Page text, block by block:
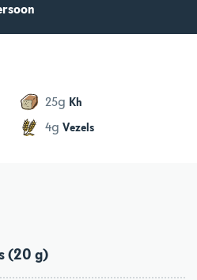
25g Kh
4g Vezels
(20 g)